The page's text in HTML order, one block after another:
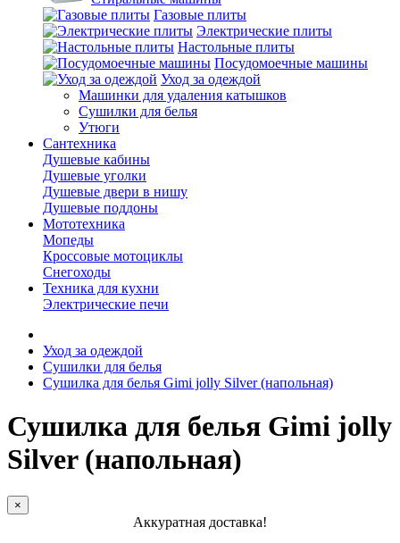
Газовые плиты
Электрические плиты
Настольные плиты
Посудомоечные машины
Уход за одеждой
Машинки для удаления катышков
Сушилки для белья
Утюги
Сантехника
Душевые кабины
Душевые уголки
Душевые двери в нишу
Душевые поддоны
Мототехника
Мопеды
Кроссовые мотоциклы
Снегоходы
Техника для кухни
Электрические печи
Уход за одеждой
Сушилки для белья
Сушилка для белья Gimi jolly Silver (напольная)
Сушилка для белья Gimi jolly
Silver (напольная)
×
Аккуратная доставка!